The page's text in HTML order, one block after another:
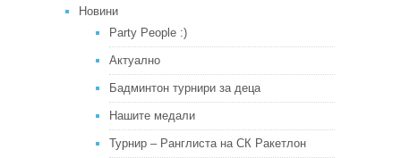
Новини
Party People :)
Актуално
Бадминтон турнири за деца
Нашите медали
Турнир – Ранглиста на СК Ракетлон